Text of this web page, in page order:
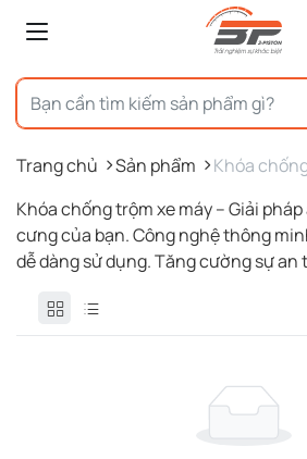
Trang chủ Sản phẩm
Khóa
Khóa chống trộm xe máy – Giải
cưng của bạn. Công nghệ thông
dễ dàng sử dụng. Tăng cường sự an